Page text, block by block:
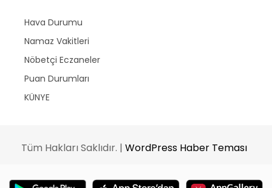
Hava Durumu
Namaz Vakitleri
Nöbetçi Eczaneler
Puan Durumları
KÜNYE
Tüm Hakları Saklıdır. | WordPress Haber Teması